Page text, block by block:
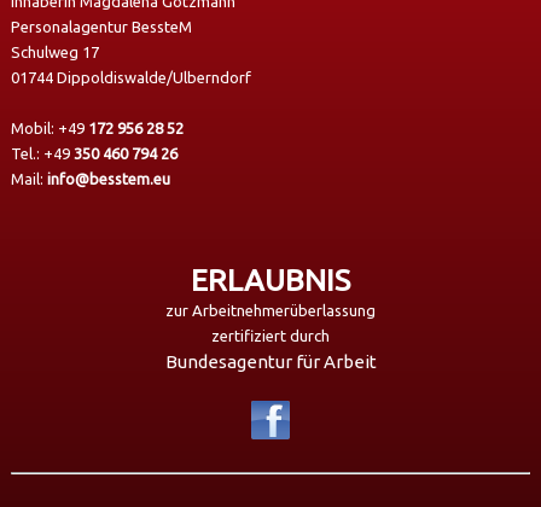
Personalagentur BessteM
Schulweg 17
01744 Dippoldiswalde/Ulberndorf
Mobil: +49 172 956 28 52
Tel.: +49 350 460 794 26
Mail: info@besstem.eu
ERLAUBNIS
zur Arbeitnehmerüberlassung
zertifiziert durch
Bundesagentur für Arbeit